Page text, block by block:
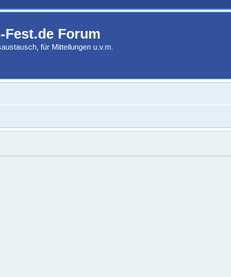
Fest.de Forum
für Mitteilungen u.v.m.